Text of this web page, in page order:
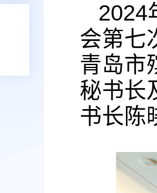
2024
会第七
青岛市
秘书长
书长陈